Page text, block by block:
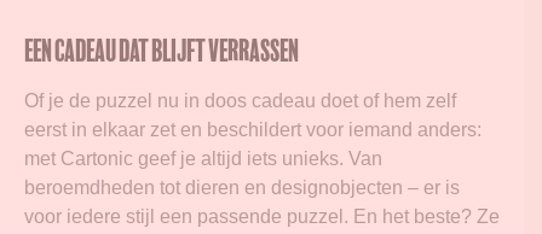
Een cadeau dat blijft verrassen
Of je de puzzel nu in doos cadeau doet of hem zelf
eerst in elkaar zet en beschildert voor iemand anders:
met Cartonic geef je altijd iets unieks. Van
beroemdheden tot dieren en designobjecten – er is
voor iedere stijl een passende puzzel. En het beste? Ze